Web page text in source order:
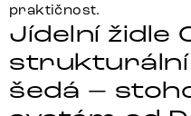
praktičnost.
Jídelní židle
šedá –